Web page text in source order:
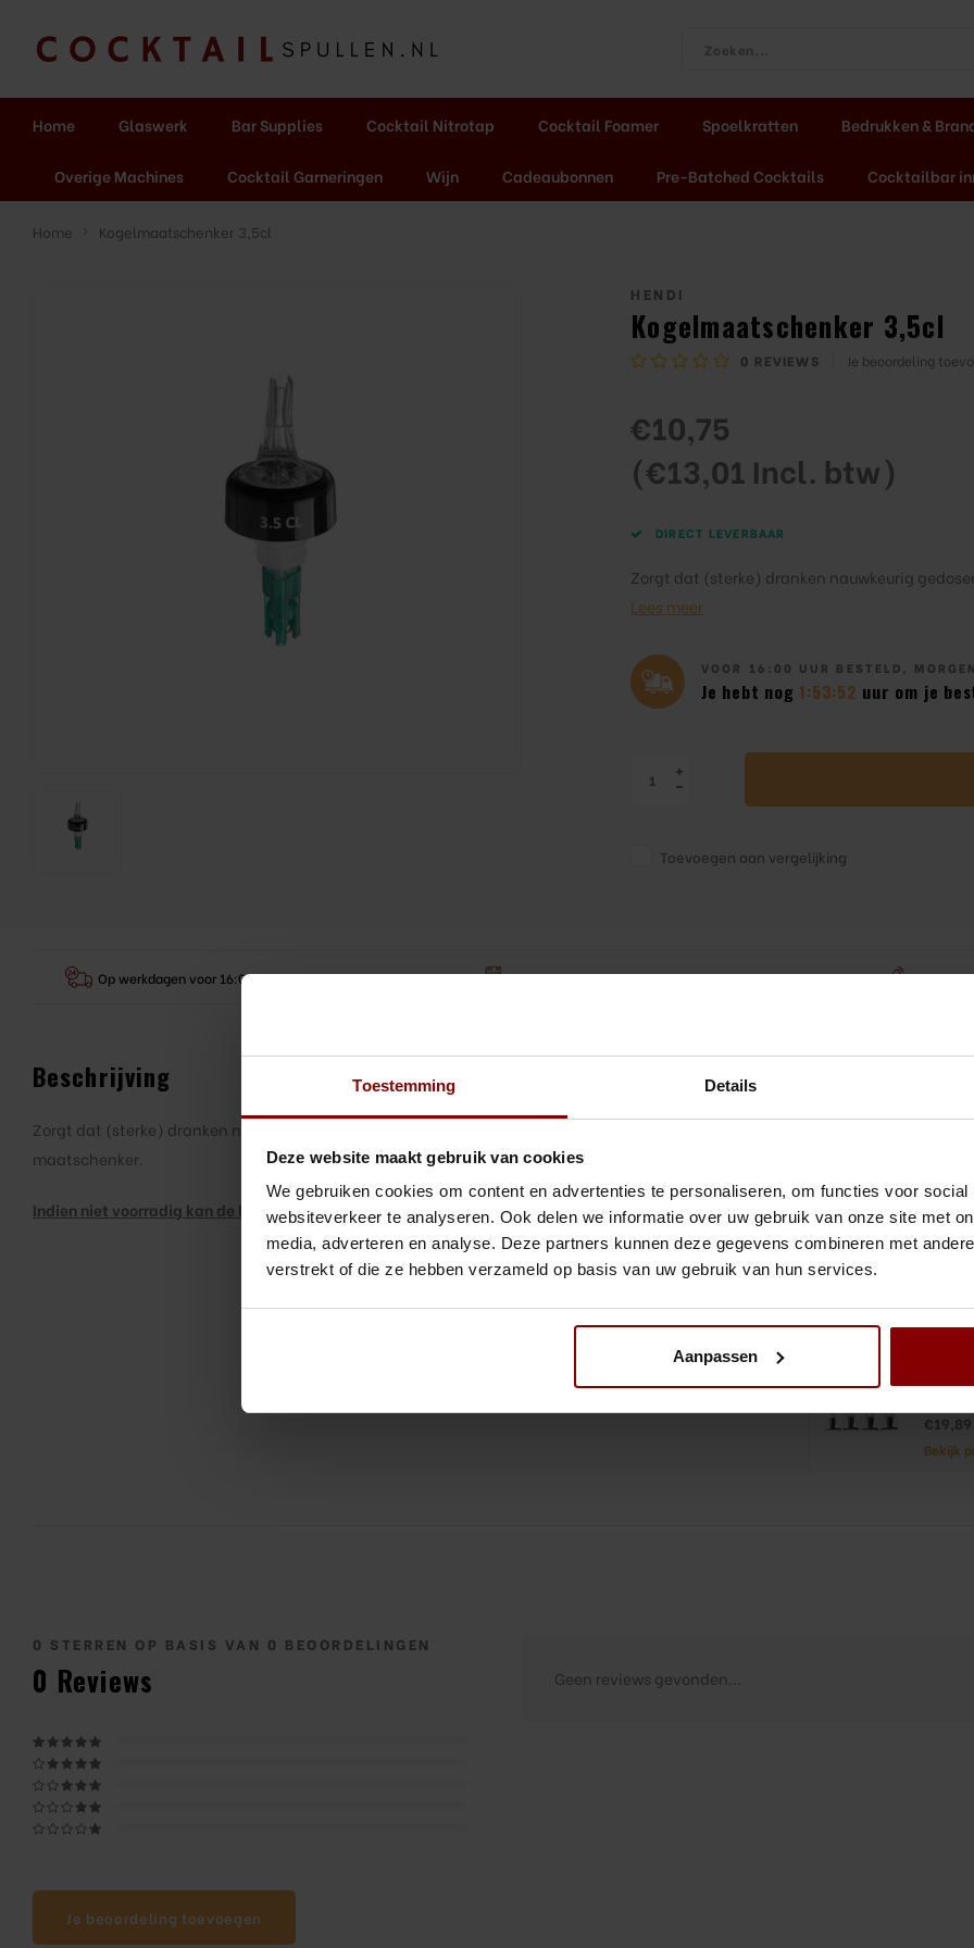
Toestemming Details
Deze website maakt gebruik van cookies
We gebruiken cookies om content en advertenties te personaliseren, om functies voor social
websiteverkeer te analyseren. Ook delen we informatie over uw gebruik van onze site met
media, adverteren en analyse. Deze partners kunnen deze gegevens combineren met
verstrekt of die ze hebben verzameld op basis van uw gebruik van hun services.
Aanpassen
Home Glaswerk Bar Supplies Cocktail Nitrotap Cocktail Foamer Spoelkratten Bedrukken &
Overige Machines Cocktail Garneringen Wijn Cadeaubonnen Pre-Batched Cocktails Cocktailbar
Home Kogelmaatschenker 3,5cl
HENDI
Kogelmaatschenker 3,5cl
0 REVIEWS Je beoordeling
€10,75
(€13,01 Incl. btw)
DIRECT LEVERBAAR
Zorgt dat (sterke) dranken nauwkeurig
Lees meer
VOOR 16:00 UUR BESTELD,
Je hebt nog 1:53:51uur om je
Toevoegen aan vergelijking
Op werkdagen voor 16:00 besteld, morgen in huis Gratis verzending binnen Nederland vanaf €300,- Niet
Beschrijving
Zorgt dat (sterke) dranken nauwkeurig gedoseerd worden met behulp van deze professionele
maatschenker.
Indien niet voorradig kan de levertijd oplopen tot 7 werkdagen!
Gerelateerde
Bekijk
Non-
Bekijk
€19,89
Bekijk
0 STERREN OP BASIS VAN 0 BEOORDELINGEN
0 Reviews
Je beoordeling toevoegen
Geen reviews gevonden...